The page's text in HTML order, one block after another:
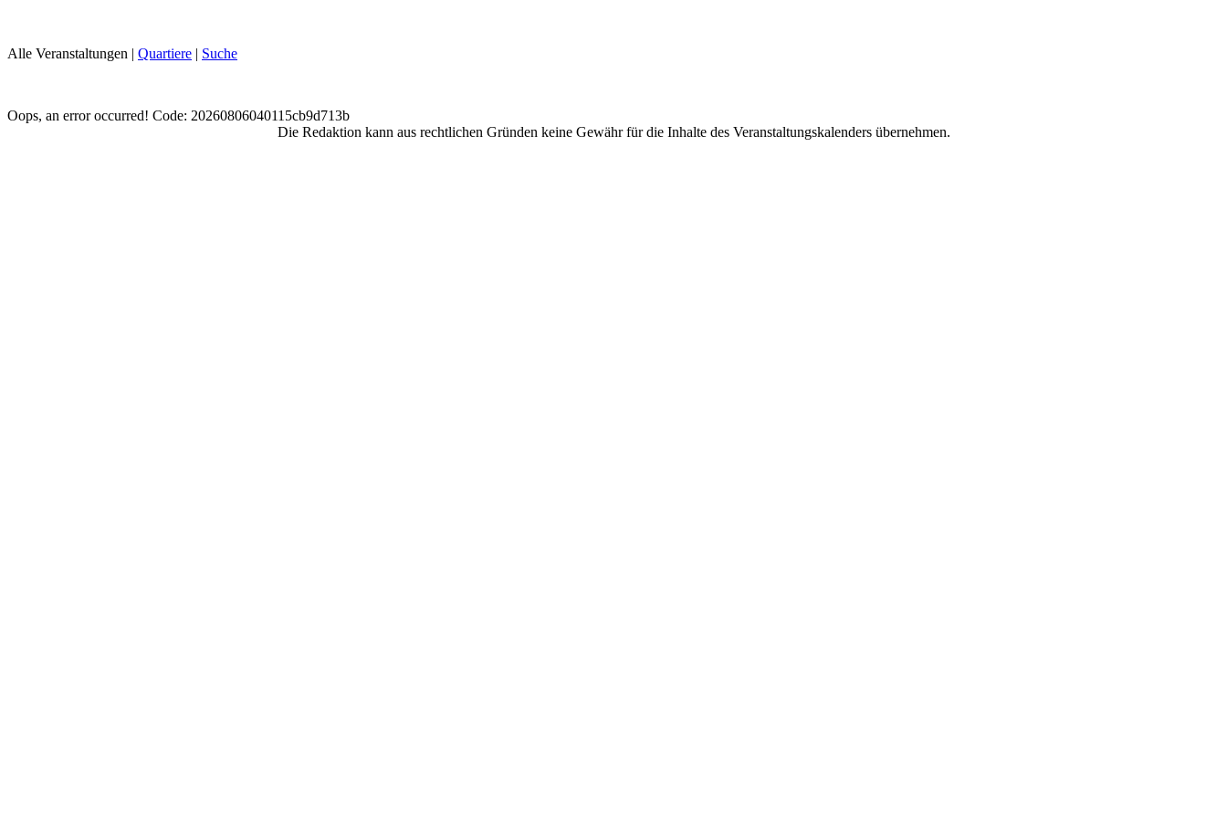
Alle Veranstaltungen | Quartiere | Suche
Oops, an error occurred! Code: 20260806040115cb9d713b
Die Redaktion kann aus rechtlichen Gründen keine Gewähr für die Inhalte des Veranstaltungskalenders übernehmen.